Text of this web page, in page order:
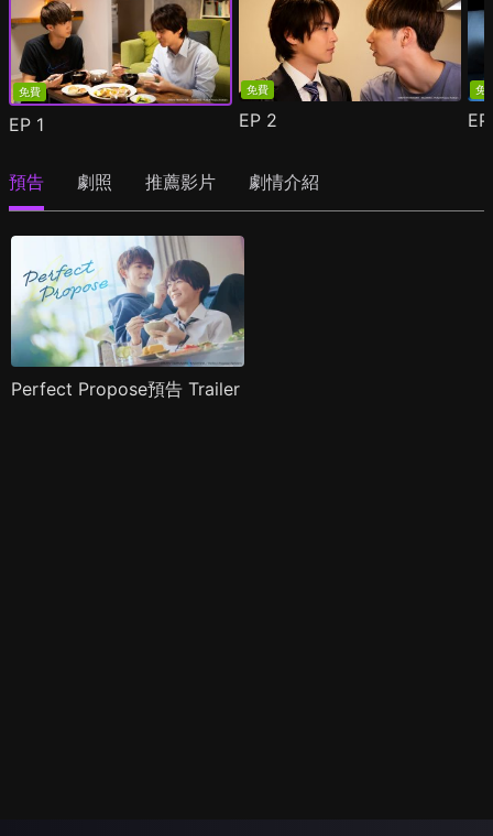
免費
EP 1
免費
EP 2
免
預告 劇照 推薦影片 劇情介紹
Perfect Propose預告 Trailer